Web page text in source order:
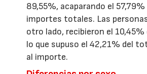
89,55%, acaparando el 57,79%
importes totales. Las
otro lado, recibieron el 10,45%
lo que supuso el 42,21% del
al importe.